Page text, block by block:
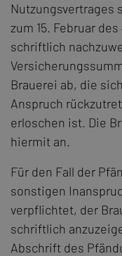
Nutzungsvertrages
zum 15. Februar
schriftlich
Brauerei ab, die
Anspruch
erloschen ist. Die
hiermit an.
Für den Fall der
sonstigen
verpflichtet, der
schriftlich
Abschrift des